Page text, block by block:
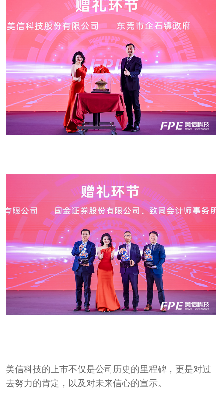
美信科技的上市不仅是公司历史的里程碑，更是对过
去努力的肯定，以及对未来信心的宣示。